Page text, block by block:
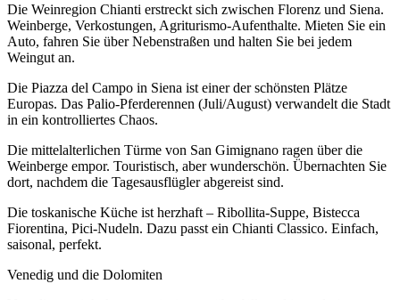
Die Weinregion Chianti erstreckt sich zwischen Florenz und Siena.
Weinberge, Verkostungen, Agriturismo-Aufenthalte. Mieten Sie ein
Auto, fahren Sie über Nebenstraßen und halten Sie bei jedem
Weingut an.
Die Piazza del Campo in Siena ist einer der schönsten Plätze
Europas. Das Palio-Pferderennen (Juli/August) verwandelt die Stadt
in ein kontrolliertes Chaos.
Die mittelalterlichen Türme von San Gimignano ragen über die
Weinberge empor. Touristisch, aber wunderschön. Übernachten Sie
dort, nachdem die Tagesausflügler abgereist sind.
Die toskanische Küche ist herzhaft – Ribollita-Suppe, Bistecca
Fiorentina, Pici-Nudeln. Dazu passt ein Chianti Classico. Einfach,
saisonal, perfekt.
Venedig und die Dolomiten